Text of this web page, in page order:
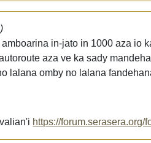
in-jato in 1000 aza io
aza ve ka sady
lalana omby no lalana
https://forum.serasera.org/